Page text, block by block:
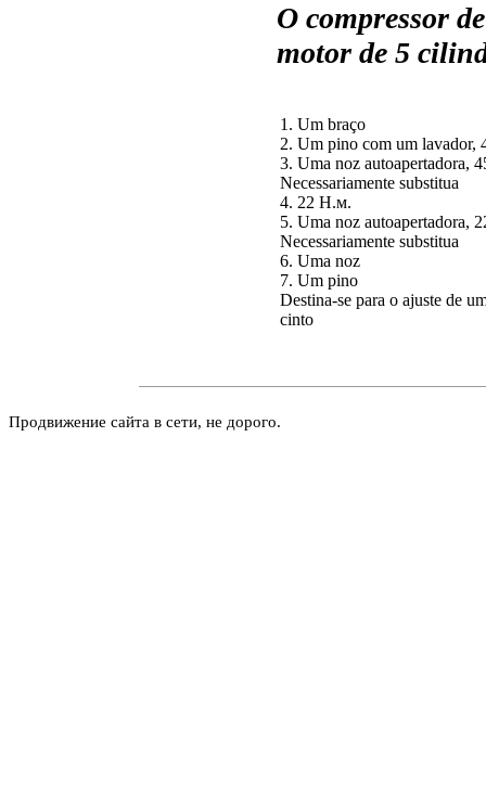
O compressor
motor de 5
1. Um braço
2. Um pino com um lavador,
3. Uma noz autoapertadora,
Necessariamente substitua
4. 22 Н.м.
5. Uma noz autoapertadora,
Necessariamente substitua
6. Uma noz
7. Um pino
Destina-se para o ajuste de
cinto
Продвижение сайта в сети, не дорого.